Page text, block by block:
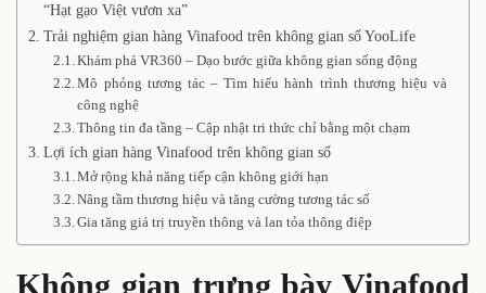
“Hạt gạo Việt vươn xa”
Trải nghiệm gian hàng Vinafood trên không gian số YooLife
Khám phá VR360 – Dạo bước giữa không gian sống động
Mô phỏng tương tác – Tìm hiểu hành trình thương hiệu và
công nghệ
Thông tin đa tầng – Cập nhật tri thức chỉ bằng một chạm
Lợi ích gian hàng Vinafood trên không gian số
Mở rộng khả năng tiếp cận không giới hạn
Nâng tầm thương hiệu và tăng cường tương tác số
Gia tăng giá trị truyền thông và lan tỏa thông điệp
Không gian trưng bày Vinafood